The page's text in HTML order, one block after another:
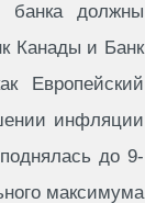
банка должны
Канады и Банк
Европейский
инфляции
до 9-
максимума